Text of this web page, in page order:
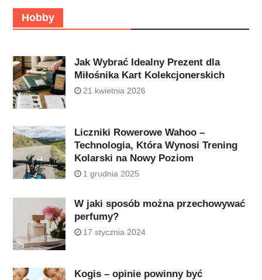
Hobby
Jak Wybrać Idealny Prezent dla
Miłośnika Kart Kolekcjonerskich
21 kwietnia 2026
Liczniki Rowerowe Wahoo –
Technologia, Która Wynosi Trening
Kolarski na Nowy Poziom
1 grudnia 2025
W jaki sposób można przechowywać
perfumy?
17 stycznia 2024
Kogis – opinie powinny być